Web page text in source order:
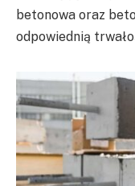
betonowa oraz
odpowiednią